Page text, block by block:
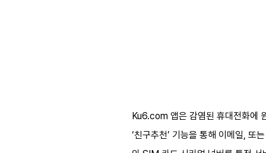
Ku6.com 앱은 감염된 휴대전화에
‘친구추천’ 기능을 통해 이메일, 또